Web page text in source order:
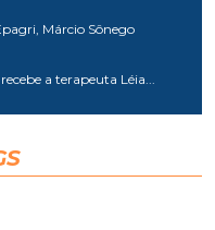
Márcio Sônego
a terapeuta Léia...